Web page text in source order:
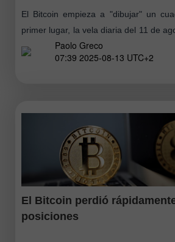
El Bitcoin empieza a "dibujar" un
primer lugar, la vela diaria del 11 de
fugaz" clásica. Esta formación de velas
Paolo Greco
07:39 2025-08-13 UTC+2
El Bitcoin perdió
posiciones